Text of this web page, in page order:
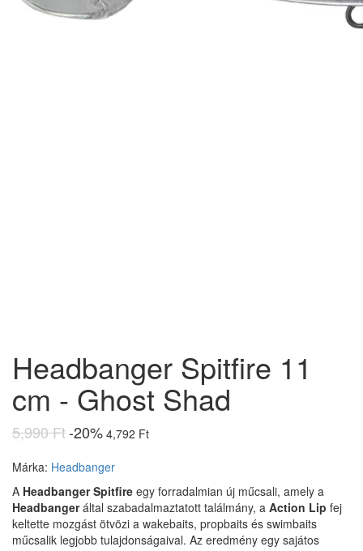
Headbanger Spitfire 11
cm - Ghost Shad
5,990 Ft-20% 4,792 Ft
Márka: Headbanger
A Headbanger Spitfire egy forradalmian új műcsali, amely a
Headbangeráltal szabadalmaztatott találmány, a Action Lip fej
keltette mozgást ötvözi a wakebaits, propbaits és swimbaits
műcsalik legjobb tulajdonságaival. Az eredmény egy sajátos